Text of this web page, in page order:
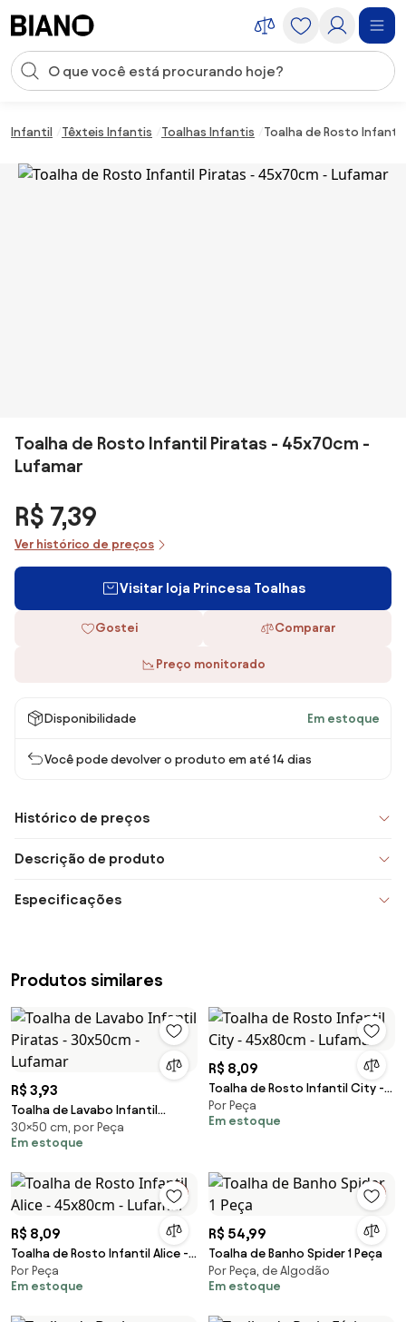
Entrada de pesquisa
Infantil Têxteis Infantis Toalhas Infantis Toalha de Rosto
Toalha de Rosto Infantil Piratas - 45x70cm -
Lufamar
R$ 7,39
Ver histórico de preços
Visitar loja Princesa Toalhas
Gostei Comparar
Preço monitorado
Disponibilidade Em estoque
Você pode devolver o produto em até 14 dias
Histórico de preços
Descrição de produto
Especificações
Produtos similares
R$ 3,93
Toalha de Lavabo Infantil
Piratas - 30x50cm - Lufamar
30×50 cm, por Peça
Em estoque
R$ 8,09
Toalha de Rosto Infantil City -
45x80cm - Lufamar
Por Peça
Em estoque
R$ 8,09
Toalha de Rosto Infantil Alice -
45x80cm - Lufamar
Por Peça
Em estoque
R$ 54,99
Toalha de Banho Spider 1 Peça
Por Peça, de Algodão
Em estoque